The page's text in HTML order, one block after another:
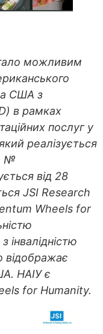
можливим
США з
в рамках
послуг у
реалізується
№
від 28
JSI Research
Wheels for
інвалідністю
відображає
НАІУ є
for Humanity.